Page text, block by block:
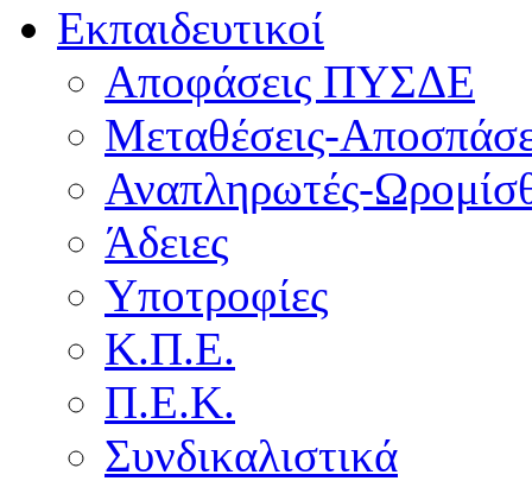
Εκπαιδευτικοί
Αποφάσεις ΠΥΣΔΕ
Μεταθέσεις-
Αναπληρωτές-
Άδειες
Υποτροφίες
Κ.Π.Ε.
Π.Ε.Κ.
Συνδικαλιστικά